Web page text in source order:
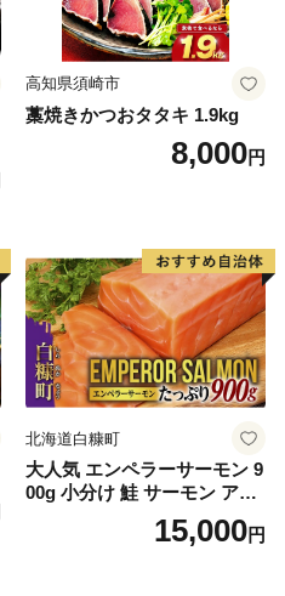
高知県須崎市
藁焼きかつおタタキ 1.9kg
8,000円
北海道白糠町
大人気 エンペラーサーモン 9
00g 小分け 鮭 サーモン アト
ランティックサーモン 水産
庁長官賞 受賞 さけ シャケ し
15,000円